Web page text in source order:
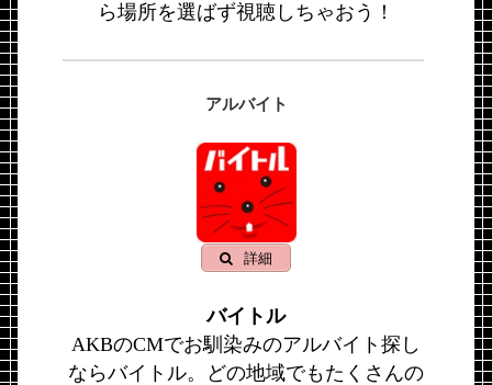
ら場所を選ばず視聴しちゃおう！
アルバイト
詳細
バイトル
AKBのCMでお馴染みのアルバイト探し
ならバイトル。どの地域でもたくさんの